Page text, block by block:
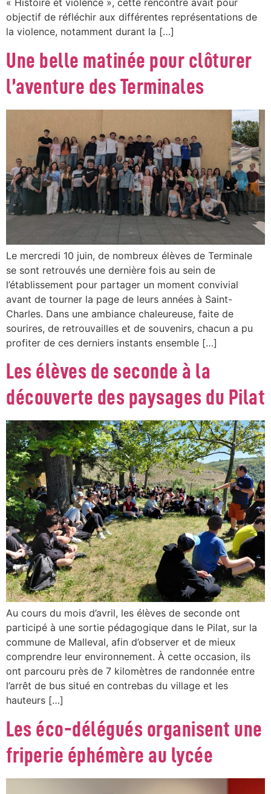
« Histoire et violence », cette rencontre avait pour
objectif de réfléchir aux différentes représentations de
la violence, notamment durant la […]
Une belle matinée pour clôturer
l’aventure des Terminales
Le mercredi 10 juin, de nombreux élèves de Terminale
se sont retrouvés une dernière fois au sein de
l’établissement pour partager un moment convivial
avant de tourner la page de leurs années à Saint-
Charles. Dans une ambiance chaleureuse, faite de
sourires, de retrouvailles et de souvenirs, chacun a pu
profiter de ces derniers instants ensemble […]
Les élèves de seconde à la
découverte des paysages du Pilat
Au cours du mois d’avril, les élèves de seconde ont
participé à une sortie pédagogique dans le Pilat, sur la
commune de Malleval, afin d’observer et de mieux
comprendre leur environnement. À cette occasion, ils
ont parcouru près de 7 kilomètres de randonnée entre
l’arrêt de bus situé en contrebas du village et les
hauteurs […]
Les éco-délégués organisent une
friperie éphémère au lycée